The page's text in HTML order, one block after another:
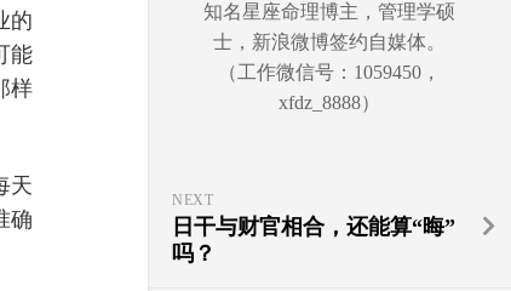
的
能
样
天
确
知名星座命理博主，管理学硕
士，新浪微博签约自媒体。
（工作微信号：1059450，
xfdz_8888）
NEXT
日干与财官相合，还能算“晦”
吗？